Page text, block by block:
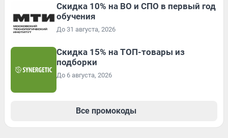
Скидка 10% на ВО и СПО в первый год
обучения
До 31 августа, 2026
Скидка 15% на ТОП-товары из
подборки
До 6 августа, 2026
Все промокоды